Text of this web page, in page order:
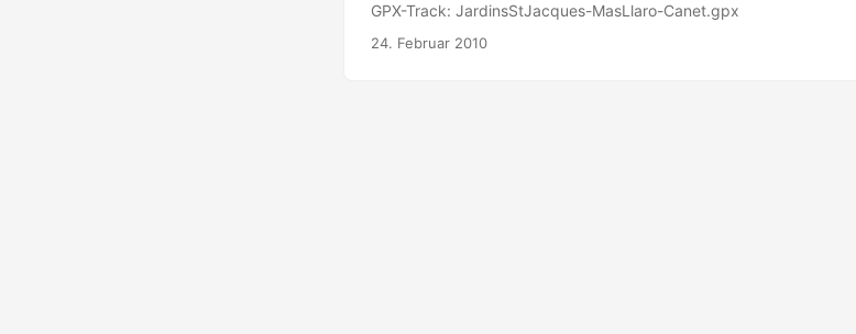
GPX-Track: JardinsStJacques-MasLlaro-Canet.gpx
24. Februar 2010